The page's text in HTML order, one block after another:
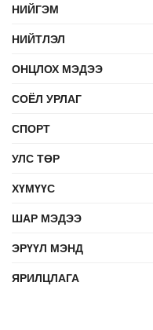
НИЙГЭМ
НИЙТЛЭЛ
ОНЦЛОХ МЭДЭЭ
СОЁЛ УРЛАГ
СПОРТ
УЛС ТӨР
ХҮМҮҮС
ШАР МЭДЭЭ
ЭРҮҮЛ МЭНД
ЯРИЛЦЛАГА